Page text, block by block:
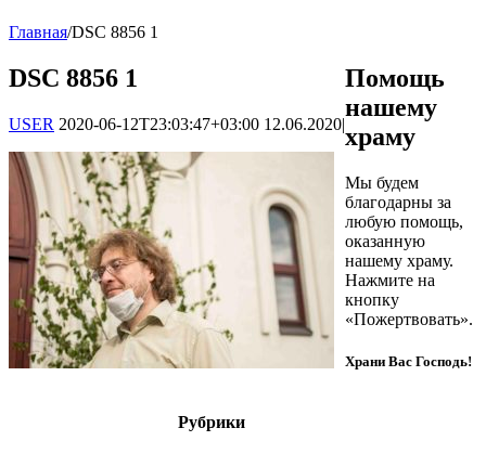
Главная/DSC 8856 1
DSC 8856 1
USER 2020-06-12T23:03:47+03:00 12.06.2020|
Рубрики
Помощь
нашему
храму
Мы будем
благодарны за
любую помощь,
оказанную
нашему храму.
Нажмите на
кнопку
«Пожертвовать».
Храни Вас Господь!